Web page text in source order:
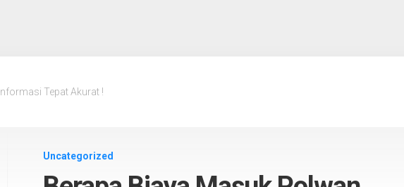
Informasi Tepat Akurat !
Uncategorized